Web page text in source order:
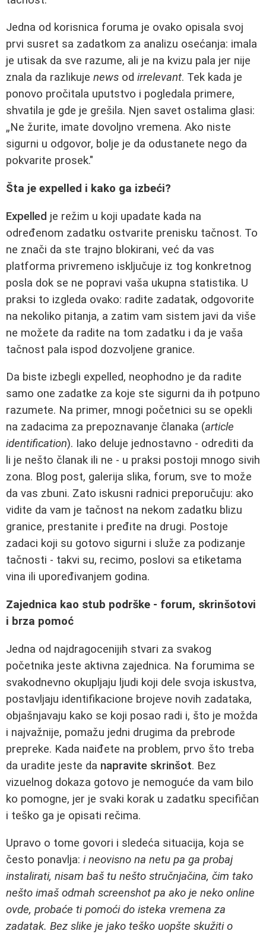
Jedna od korisnica foruma je ovako opisala svoj
prvi susret sa zadatkom za analizu osećanja: imala
je utisak da sve razume, ali je na kvizu pala jer nije
znala da razlikuje news od irrelevant. Tek kada je
ponovo pročitala uputstvo i pogledala primere,
shvatila je gde je grešila. Njen savet ostalima glasi:
„Ne žurite, imate dovoljno vremena. Ako niste
sigurni u odgovor, bolje je da odustanete nego da
pokvarite prosek."
Šta je expelled i kako ga izbeći?
Expelled je režim u koji upadate kada na
određenom zadatku ostvarite prenisku tačnost. To
ne znači da ste trajno blokirani, već da vas
platforma privremeno isključuje iz tog konkretnog
posla dok se ne popravi vaša ukupna statistika. U
praksi to izgleda ovako: radite zadatak, odgovorite
na nekoliko pitanja, a zatim vam sistem javi da više
ne možete da radite na tom zadatku i da je vaša
tačnost pala ispod dozvoljene granice.
Da biste izbegli expelled, neophodno je da radite
samo one zadatke za koje ste sigurni da ih potpuno
razumete. Na primer, mnogi početnici su se opekli
na zadacima za prepoznavanje članaka (article
identification). Iako deluje jednostavno - odrediti da
li je nešto članak ili ne - u praksi postoji mnogo sivih
zona. Blog post, galerija slika, forum, sve to može
da vas zbuni. Zato iskusni radnici preporučuju: ako
vidite da vam je tačnost na nekom zadatku blizu
granice, prestanite i pređite na drugi. Postoje
zadaci koji su gotovo sigurni i služe za podizanje
tačnosti - takvi su, recimo, poslovi sa etiketama
vina ili upoređivanjem godina.
Zajednica kao stub podrške - forum, skrinšotovi
i brza pomoć
Jedna od najdragocenijih stvari za svakog
početnika jeste aktivna zajednica. Na forumima se
svakodnevno okupljaju ljudi koji dele svoja iskustva,
postavljaju identifikacione brojeve novih zadataka,
objašnjavaju kako se koji posao radi i, što je možda
i najvažnije, pomažu jedni drugima da prebrode
prepreke. Kada naiđete na problem, prvo što treba
da uradite jeste da napravite skrinšot. Bez
vizuelnog dokaza gotovo je nemoguće da vam bilo
ko pomogne, jer je svaki korak u zadatku specifičan
i teško ga je opisati rečima.
Upravo o tome govori i sledeća situacija, koja se
često ponavlja: i neovisno na netu pa ga probaj
instalirati, nisam baš tu nešto stručnjačina, čim tako
nešto imaš odmah screenshot pa ako je neko online
ovde, probaće ti pomoći do isteka vremena za
zadatak. Bez slike je jako teško uopšte skužiti o